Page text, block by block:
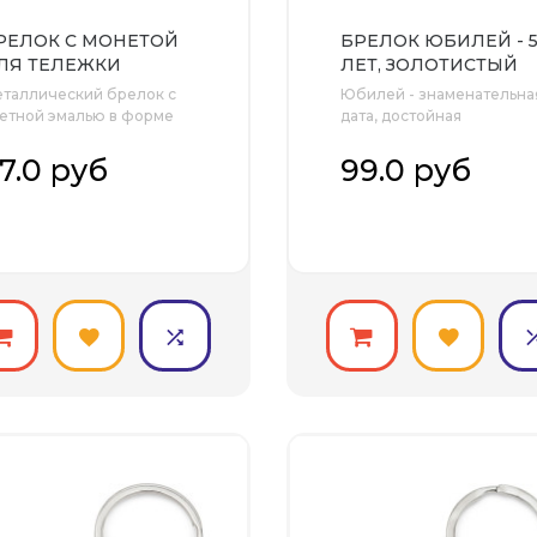
С МОНЕТОЙ
ТЕЛЕЖКИ
брелок с
эмалью в форме
руб
БРЕЛОК ЮБИЛЕЙ -
ЛЕТ, ЗОЛОТИСТЫЙ
Юбилей -
дата, достойная
99.0 руб